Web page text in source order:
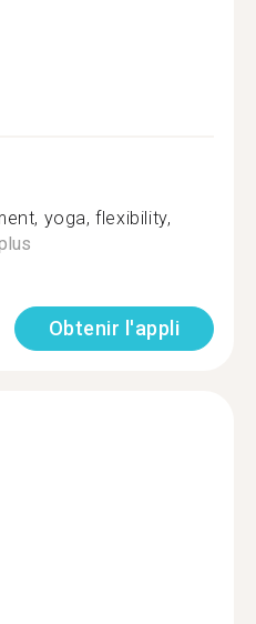
yoga, flexibility,
Obtenir l'appli